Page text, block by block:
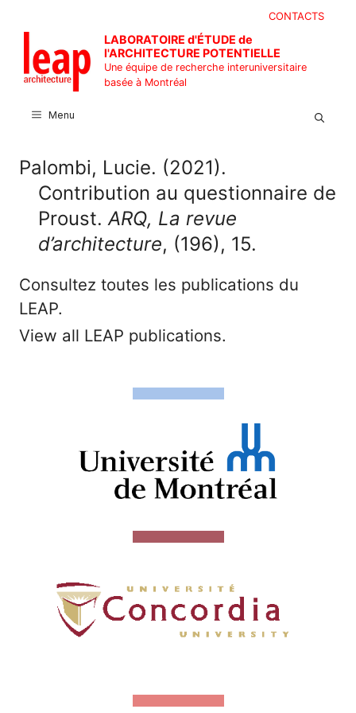
contenu
CONTACTS
LABORATOIRE d'ÉTUDE de
l'ARCHITECTURE POTENTIELLE
Une équipe de recherche interuniversitaire
basée à Montréal
Menu
Palombi, Lucie. (2021).
Contribution au questionnaire de
Proust. ARQ, La revue
d’architecture, (196), 15.
Consultez toutes les publications du
LEAP.
View all LEAP publications.